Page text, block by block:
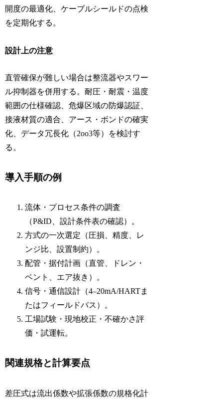
開度の最適化、ケーブルシールドの点検
を定期化する。
設計上の注意
直管確保が難しい場合は整流器やスワー
ル抑制器を併用する。耐圧・耐震・温度
範囲の仕様確認、危爆区域の防爆認証、
接液材質の適合、アース・ボンドの確実
化、データ冗長化（2oo3等）を検討す
る。
導入手順の例
流体・プロセス条件の調査
（P&ID、設計条件表の確認）。
方式の一次選定（圧損、精度、レ
ンジ比、設置制約）。
配管・据付計画（直管、ドレン・
ベント、エア抜き）。
信号・通信設計（4–20mA/HARTま
たはフィールドバス）。
工場試験・現地校正・不確かさ評
価・試運転。
関連規格と計算要点
差圧式は流出係数や拡張係数の規格化計